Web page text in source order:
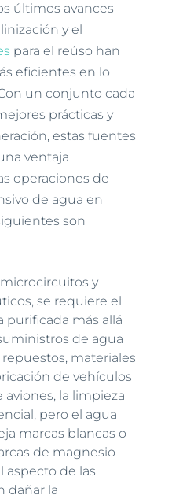
últimos avances
y el
para el reúso han
eficientes en lo
un conjunto cada
prácticas y
estas fuentes
ventaja
operaciones de
de agua en
son
y
se requiere el
purificada más allá
de agua
materiales
de vehículos
la limpieza
pero el agua
marcas blancas o
de magnesio
aspecto de las
dañar la